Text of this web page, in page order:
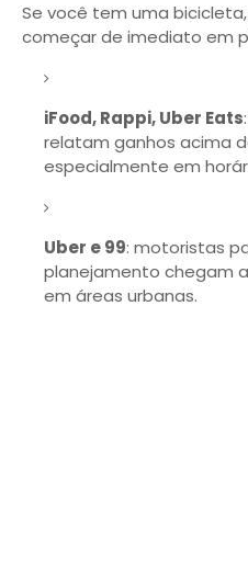
Se você tem uma
começar de imediato em
iFood, Rappi, Uber Eats
relatam ganhos acima
especialmente em
Uber e 99: motoristas
planejamento chegam
em áreas urbanas.